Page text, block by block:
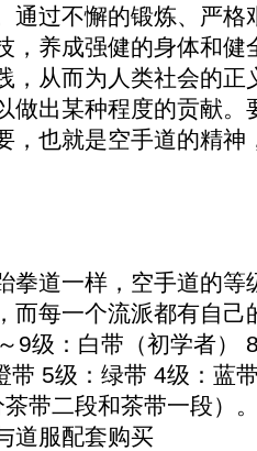
通过不懈的锻炼、严格
，养成强健的身体和健
，从而为人类社会的正
做出某种程度的贡献。
，也就是空手道的精神
拳道一样，空手道的等
而每一个流派都有自己
9级：白带（初学者）
带 5级：绿带 4级：蓝
带二段和茶带一段）
道服配套购买